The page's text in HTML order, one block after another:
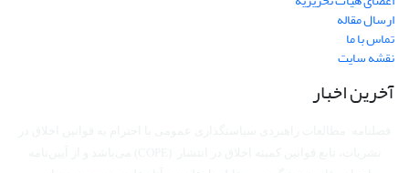
ارسال مقاله
تماس با ما
نقشه سایت
آخرین اخبار